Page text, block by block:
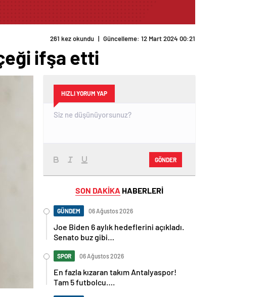
261 kez okundu | Güncelleme: 12 Mart 2024 00:21
ifşa etti
HIZLI YORUM YAP
GÖNDER
SON DAKİKA HABERLERİ
GÜNDEM 06 Ağustos 2026
Joe Biden 6 aylık hedeflerini açıkladı.
Senato buz gibi…
SPOR 06 Ağustos 2026
En fazla kızaran takım Antalyaspor!
Tam 5 futbolcu….